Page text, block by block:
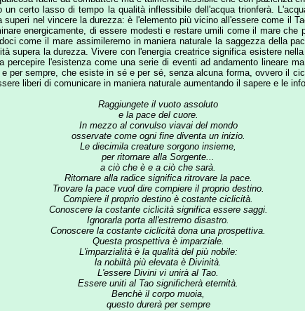
Raggiungete il vuoto assoluto
e la pace del cuore.
In mezzo al convulso viavai del mondo
osservate come ogni fine diventa un inizio.
Le diecimila creature sorgono insieme,
per ritornare alla Sorgente...
a ciò che è e a ciò che sarà.
Ritornare alla radice significa ritrovare la pace.
Trovare la pace vuol dire compiere il proprio destino.
Conoscere la costante ciclicità significa essere saggi.
Ignorarla porta all'estremo disastro.
Conoscere la costante ciclicità dona una prospettiva.
Questa prospettiva è imparziale.
L'imparzialità è la qualità del più nobile:
la nobiltà più elevata è Divinità.
L'essere Divini vi unirà al Tao.
Essere uniti al Tao significherà eternità.
Benchè il corpo muoia,
questo durerà per sempre
di polarità: femminile e maschile, yine ancheyang . Quando l’individuo
Lo yang è il simbolo del principio attivo, maschile e positivo che
l’elemento femminile, passivo e ricettivo e corrisponde all’inconscio
Il Tao ha generato l'uno
L'uno ha generato il due.
Il due ha generato il tre.
Il tre ha generato le diecimila creature.
Le diecimila creature portano lo yin sulle spalle
e lo yang fra le braccia;
e la loro armonia origina dalla fusione delle due energie